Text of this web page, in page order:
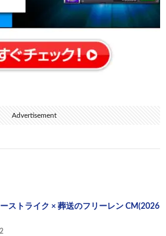
Advertisement
ストライク × 葬送のフリーレン CM(2026